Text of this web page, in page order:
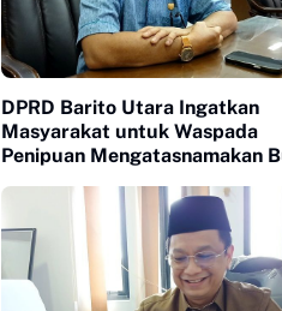
DPRD Barito Utara Ingatkan
Masyarakat untuk Waspada
Penipuan Mengatasnamakan